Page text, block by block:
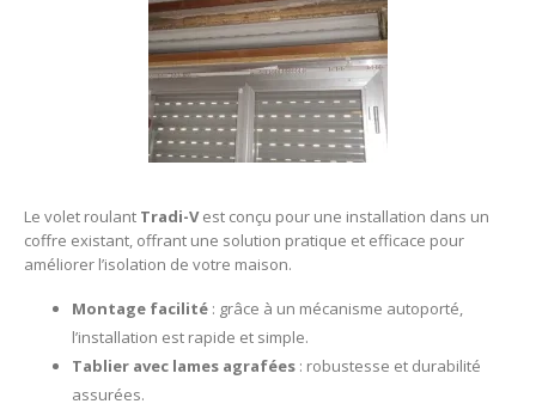
Le volet roulant Tradi-Vest conçu pour une installation dans un
coffre existant, offrant une solution pratique et efficace pour
améliorer l’isolation de votre maison.
Montage facilité : grâce à un mécanisme autoporté,
l’installation est rapide et simple.
Tablier avec lames agrafées : robustesse et durabilité
assurées.